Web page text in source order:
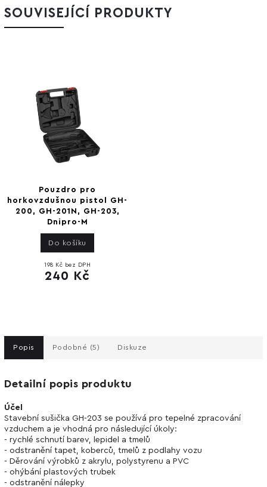
Popis Podobné (5) Diskuze
Detailní popis produktu
Účel
Stavební sušička GH-203 se používá pro tepelné zpracování
vzduchem a je vhodná pro následující úkoly:
- rychlé schnutí barev, lepidel a tmelů
- odstranění tapet, koberců, tmelů z podlahy vozu
- Děrování výrobků z akrylu, polystyrenu a PVC
- ohýbání plastových trubek
- odstranění nálepky
SOUVISEJÍCÍ PRODUKTY
Pouzdro pro
horkovzdušnou pistol GH-
200, GH-201N, GH-203,
Dnipro-M
198 Kč bez DPH
240 Kč
Do košíku